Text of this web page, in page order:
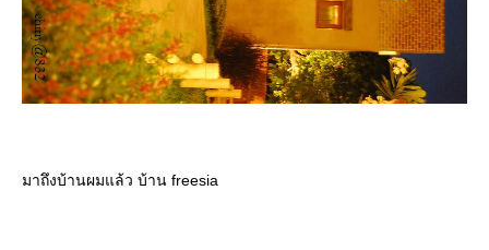
มาถึงบ้านผมแล้ว บ้าน freesia